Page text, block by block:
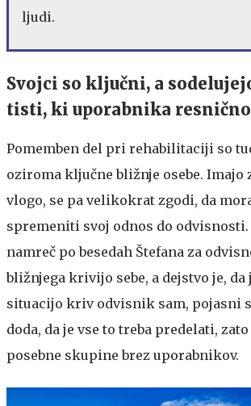
ljudi.
Svojci so ključni, a
tisti, ki uporabnika
Pomemben del pri rehabilitaciji so
oziroma ključne bližnje osebe. Imajo
vlogo, se pa velikokrat zgodi, da
spremeniti svoj odnos do
namreč po besedah Štefana za
bližnjega krivijo sebe, a dejstvo je, da
situacijo kriv odvisnik sam, pojasni
doda, da je vse to treba predelati,
posebne skupine brez uporabnikov.